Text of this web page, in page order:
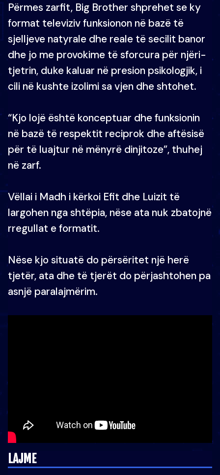
Përmes zarfit, Big Brother shprehet se ky
format televiziv funksionon në bazë të
sjelljeve natyrale dhe reale të secilit banor
dhe jo me provokime të sforcura për njëri-
tjetrin, duke kaluar në presion psikologjik, i
cili në kushte izolimi sa vjen dhe shtohet.
“Kjo lojë është konceptuar dhe funksionin
në bazë të respektit reciprok dhe aftësisë
për të luajtur në mënyrë dinjitoze”, thuhej
në zarf.
Vëllai i Madh i kërkoi Efit dhe Luizit të
largohen nga shtëpia, nëse ata nuk zbatojnë
rregullat e formatit.
Nëse kjo situatë do përsëritet një herë
tjetër, ata dhe të tjerët do përjashtohen pa
asnjë paralajmërim.
LAJME